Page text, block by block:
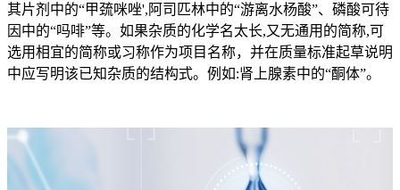
其片剂中的“甲巯咪唑',阿司匹林中的“游离水杨酸”、磷酸可待
因中的“吗啡”等。如果杂质的化学名太长,又无通用的简称,可
选用相宜的简称或习称作为项目名称，并在质量标准起草说明
中应写明该已知杂质的结构式。例如:肾上腺素中的“酮体”。